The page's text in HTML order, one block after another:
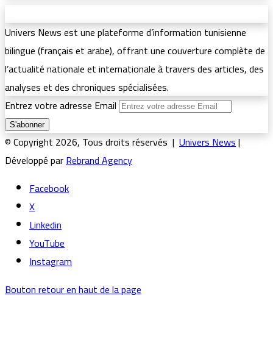
Univers News est une plateforme d’information tunisienne
bilingue (français et arabe), offrant une couverture complète de
l’actualité nationale et internationale à travers des articles, des
analyses et des chroniques spécialisées.
Entrez votre adresse Email
© Copyright 2026, Tous droits réservés |Univers News|
Développé parRebrand Agency
Facebook
X
Linkedin
YouTube
Instagram
Bouton retour en haut de la page